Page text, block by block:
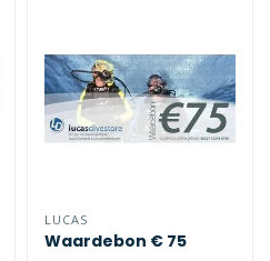
LUCAS
Waardebon € 75